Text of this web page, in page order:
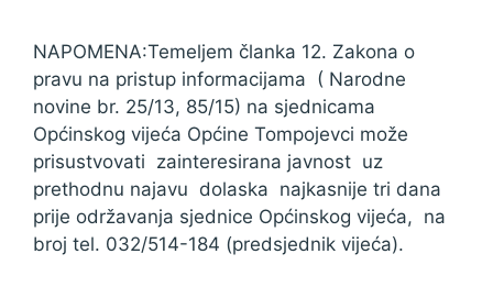
NAPOMENA:Temeljem članka 12. Zakona o
pravu na pristup informacijama ( Narodne
novine br. 25/13, 85/15) na sjednicama
Općinskog vijeća Općine Tompojevci može
prisustvovati zainteresirana javnost uz
prethodnu najavu dolaska najkasnije tri dana
prije održavanja sjednice Općinskog vijeća, na
broj tel. 032/514-184 (predsjednik vijeća).